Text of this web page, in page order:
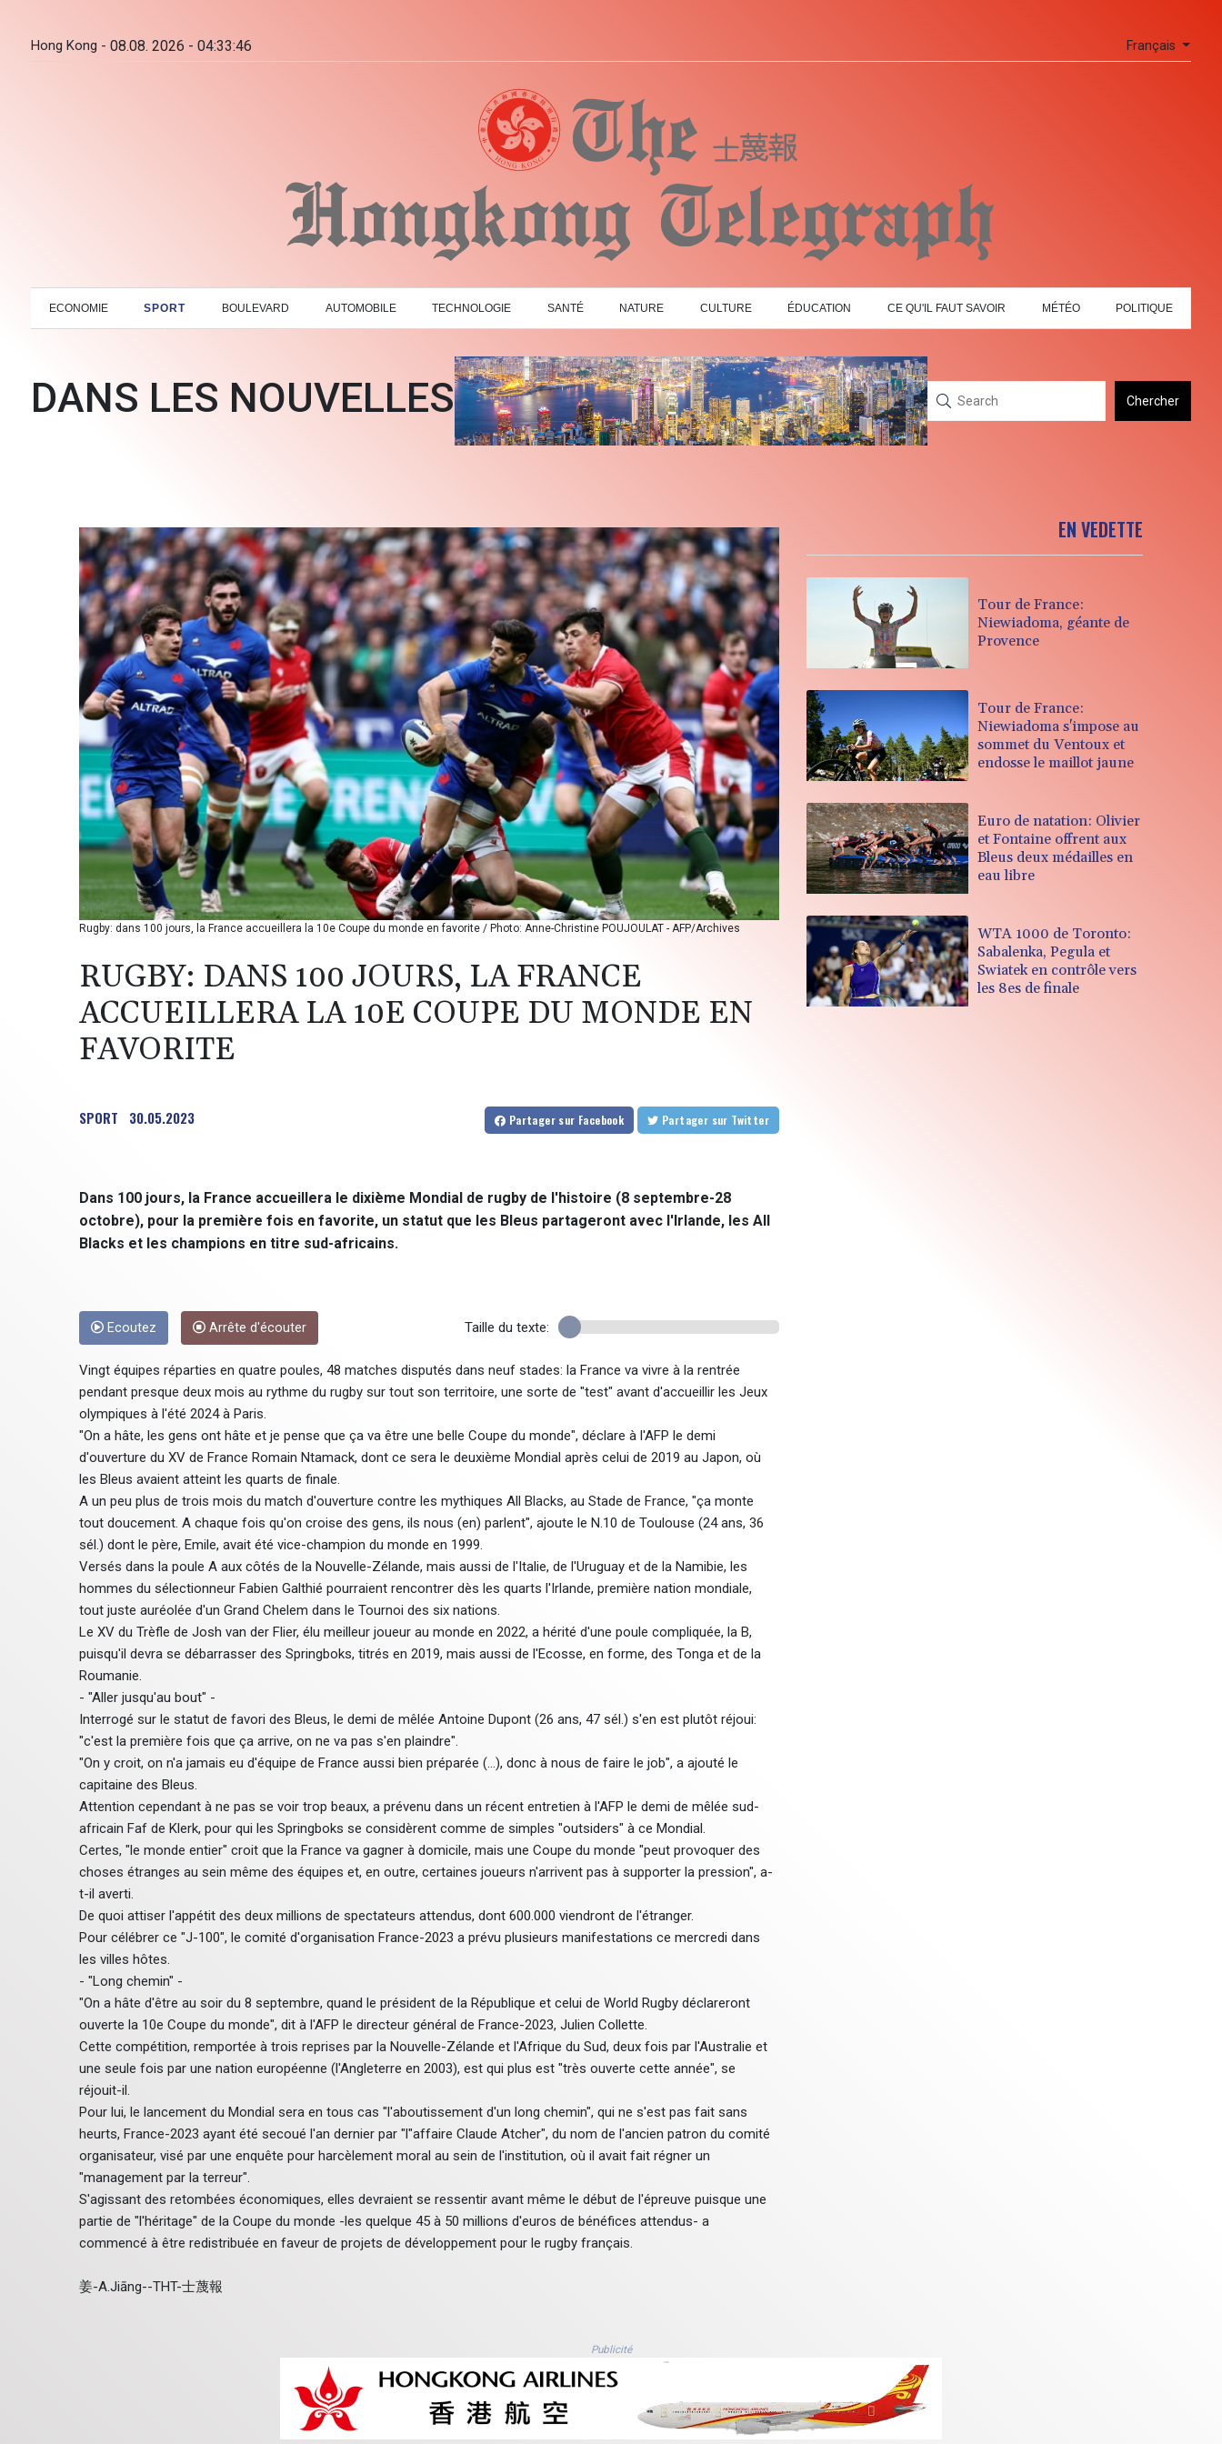
Hong Kong - 08.08. 2026 - 04:33:47 Français
ECONOMIE SPORT BOULEVARD AUTOMOBILE TECHNOLOGIE SANTÉ NATURE CULTURE ÉDUCATION CE QU'IL FAUT SAVOIR MÉTÉO POLITIQUE
DANS LES NOUVELLES Chercher
Rugby: dans 100 jours, la France accueillera la 10e Coupe du monde en favorite / Photo: Anne-Christine POUJOULAT - AFP/Archives
RUGBY: DANS 100 JOURS, LA FRANCE
ACCUEILLERA LA 10E COUPE DU MONDE EN
FAVORITE
SPORT 30.05.2023 Partager sur Facebook Partager sur Twitter
Dans 100 jours, la France accueillera le dixième Mondial de rugby de l'histoire (8 septembre-28
octobre), pour la première fois en favorite, un statut que les Bleus partageront avec l'Irlande, les All
Blacks et les champions en titre sud-africains.
Ecoutez Arrête d'écouter Taille du texte:
Vingt équipes réparties en quatre poules, 48 matches disputés dans neuf stades: la France va vivre à la rentrée
pendant presque deux mois au rythme du rugby sur tout son territoire, une sorte de "test" avant d'accueillir les Jeux
olympiques à l'été 2024 à Paris.
"On a hâte, les gens ont hâte et je pense que ça va être une belle Coupe du monde", déclare à l'AFP le demi
d'ouverture du XV de France Romain Ntamack, dont ce sera le deuxième Mondial après celui de 2019 au Japon, où
les Bleus avaient atteint les quarts de finale.
A un peu plus de trois mois du match d'ouverture contre les mythiques All Blacks, au Stade de France, "ça monte
tout doucement. A chaque fois qu'on croise des gens, ils nous (en) parlent", ajoute le N.10 de Toulouse (24 ans, 36
sél.) dont le père, Emile, avait été vice-champion du monde en 1999.
Versés dans la poule A aux côtés de la Nouvelle-Zélande, mais aussi de l'Italie, de l'Uruguay et de la Namibie, les
hommes du sélectionneur Fabien Galthié pourraient rencontrer dès les quarts l'Irlande, première nation mondiale,
tout juste auréolée d'un Grand Chelem dans le Tournoi des six nations.
Le XV du Trèfle de Josh van der Flier, élu meilleur joueur au monde en 2022, a hérité d'une poule compliquée, la B,
puisqu'il devra se débarrasser des Springboks, titrés en 2019, mais aussi de l'Ecosse, en forme, des Tonga et de la
Roumanie.
- "Aller jusqu'au bout" -
Interrogé sur le statut de favori des Bleus, le demi de mêlée Antoine Dupont (26 ans, 47 sél.) s'en est plutôt réjoui:
"c'est la première fois que ça arrive, on ne va pas s'en plaindre".
"On y croit, on n'a jamais eu d'équipe de France aussi bien préparée (...), donc à nous de faire le job", a ajouté le
capitaine des Bleus.
Attention cependant à ne pas se voir trop beaux, a prévenu dans un récent entretien à l'AFP le demi de mêlée sud-
africain Faf de Klerk, pour qui les Springboks se considèrent comme de simples "outsiders" à ce Mondial.
Certes, "le monde entier" croit que la France va gagner à domicile, mais une Coupe du monde "peut provoquer des
choses étranges au sein même des équipes et, en outre, certaines joueurs n'arrivent pas à supporter la pression", a-
t-il averti.
De quoi attiser l'appétit des deux millions de spectateurs attendus, dont 600.000 viendront de l'étranger.
Pour célébrer ce "J-100", le comité d'organisation France-2023 a prévu plusieurs manifestations ce mercredi dans
les villes hôtes.
- "Long chemin" -
"On a hâte d'être au soir du 8 septembre, quand le président de la République et celui de World Rugby déclareront
ouverte la 10e Coupe du monde", dit à l'AFP le directeur général de France-2023, Julien Collette.
Cette compétition, remportée à trois reprises par la Nouvelle-Zélande et l'Afrique du Sud, deux fois par l'Australie et
une seule fois par une nation européenne (l'Angleterre en 2003), est qui plus est "très ouverte cette année", se
réjouit-il.
Pour lui, le lancement du Mondial sera en tous cas "l'aboutissement d'un long chemin", qui ne s'est pas fait sans
heurts, France-2023 ayant été secoué l'an dernier par "l"affaire Claude Atcher", du nom de l'ancien patron du comité
organisateur, visé par une enquête pour harcèlement moral au sein de l'institution, où il avait fait régner un
"management par la terreur".
S'agissant des retombées économiques, elles devraient se ressentir avant même le début de l'épreuve puisque une
partie de "l'héritage" de la Coupe du monde -les quelque 45 à 50 millions d'euros de bénéfices attendus- a
commencé à être redistribuée en faveur de projets de développement pour le rugby français.
姜-A.Jiāng--THT-士蔑報
EN VEDETTE
Tour de France:
Niewiadoma, géante de
Provence
Tour de France:
Niewiadoma s'impose au
sommet du Ventoux et
endosse le maillot jaune
Euro de natation: Olivier
et Fontaine offrent aux
Bleus deux médailles en
eau libre
WTA 1000 de Toronto:
Sabalenka, Pegula et
Swiatek en contrôle vers
les 8es de finale
Publicité